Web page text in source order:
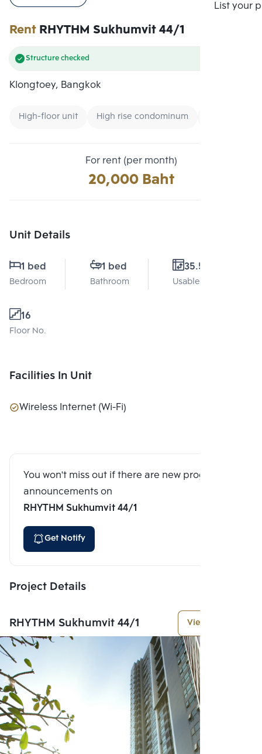
List your
RentRHYTHM Sukhumvit 44/1
Structure checked
Klongtoey, Bangkok
High-floor unit High rise condominum
For rent (per month)
20,000 Baht
Unit Details
1 bed
Bedroom
1 bed
Bathroom
35.5 Sq.m.
Usable area
16
Floor No.
Facilities In Unit
Wireless Internet (Wi-Fi)
You won't miss out if there are new program
announcements on
RHYTHM Sukhumvit 44/1
Get Notify
Project Details
RHYTHM Sukhumvit 44/1 View More